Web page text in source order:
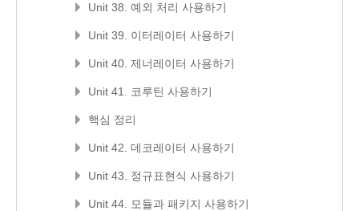
Unit 38. 예외 처리 사용하기
Unit 39. 이터레이터 사용하기
Unit 40. 제너레이터 사용하기
Unit 41. 코루틴 사용하기
핵심 정리
Unit 42. 데코레이터 사용하기
Unit 43. 정규표현식 사용하기
Unit 44. 모듈과 패키지 사용하기